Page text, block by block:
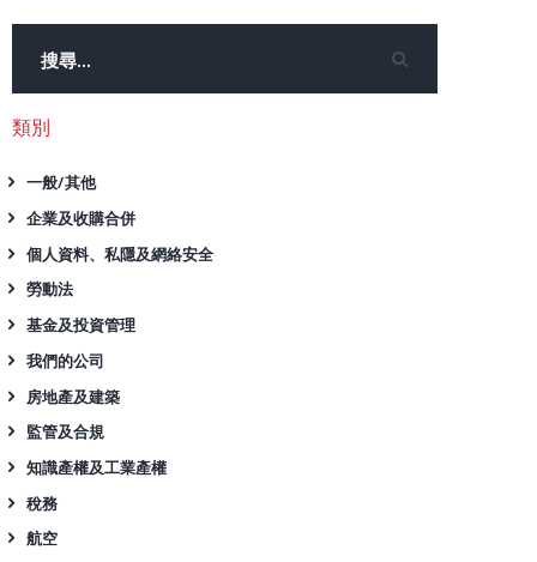
類別
一般/其他
企業及收購合併
個人資料、私隱及網絡安全
勞動法
基金及投資管理
我們的公司
房地產及建築
監管及合規
知識產權及工業產權
稅務
航空